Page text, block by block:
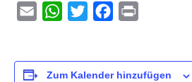
Email WhatsApp
Twitter Facebook
Zum Kalender hinzufügen